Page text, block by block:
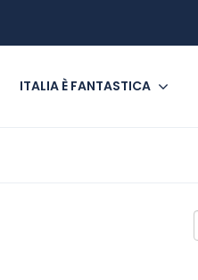
ITALIA È FANTASTICA